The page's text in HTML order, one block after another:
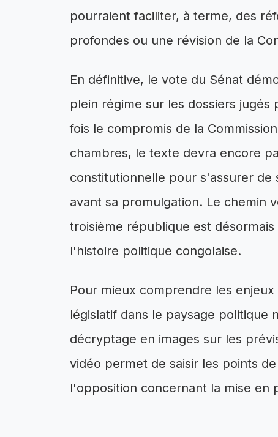
pourraient faciliter, à terme, des
profondes ou une révision de la
En définitive, le vote du Sénat
plein régime sur les dossiers
fois le compromis de la
chambres, le texte devra encore
constitutionnelle pour s'assurer de
avant sa promulgation. Le chemin
troisième république est
l'histoire politique congolaise.
Pour mieux comprendre les
législatif dans le paysage politique
décryptage en images sur les
vidéo permet de saisir les points
l'opposition concernant la mise en